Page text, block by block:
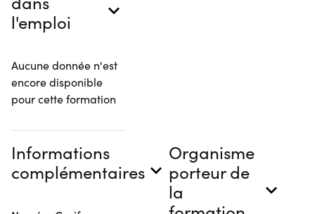
l'emploi
Aucune donnée n'est
encore disponible
pour cette formation
Informations
complémentaires
Organisme
porteur de
la